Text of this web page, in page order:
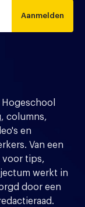
Aanmelden
columns,
en
Van een
voor tips,
werkt in
door een